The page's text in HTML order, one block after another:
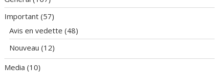
Important (57)
Avis en vedette (48)
Nouveau (12)
Media (10)